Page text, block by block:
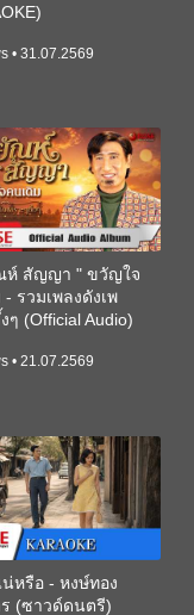
• 31.07.2569
ห์ สัญญา " ขวัญใจ
- รวมเพลงดังเพ
ๆ (Official Audio)
• 21.07.2569
หรือ - หงษ์ทอง
(ซาวด์ดนตรี)